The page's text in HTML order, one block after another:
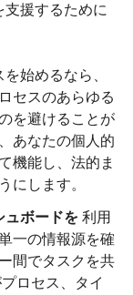
支援するために
を始めるなら、
セスのあらゆる
を避けることが
あなたの個人的
機能し、法的ま
にします。
ュボードを 利用
一の情報源を確
間でタスクを共
ロセス、タイ